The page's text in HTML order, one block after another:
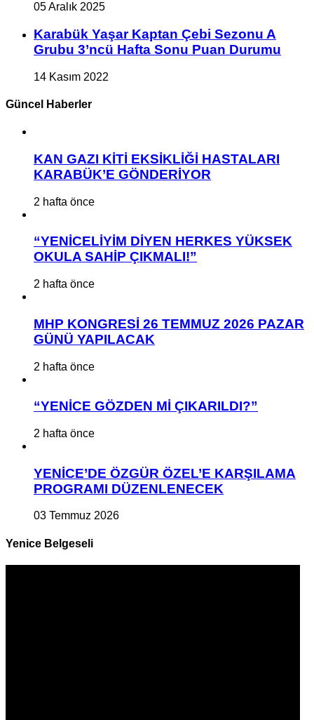
05 Aralık 2025
Karabük Yaşar Kaptan Çebi Sezonu A
Grubu 3’ncü Hafta Sonu Puan Durumu
14 Kasım 2022
Güncel Haberler
KAN GAZI KİTİ EKSİKLİĞİ HASTALARI
KARABÜK’E GÖNDERİYOR
2 hafta önce
“YENİCELİYİM DİYEN HERKES YÜKSEK
OKULA SAHİP ÇIKMALI!”
2 hafta önce
MHP KONGRESİ 26 TEMMUZ 2026 PAZAR
GÜNÜ YAPILACAK
2 hafta önce
“YENİCE GÖZDEN Mİ ÇIKARILDI?”
2 hafta önce
YENİCE’DE ÖZGÜR ÖZEL’E KARŞILAMA
PROGRAMI DÜZENLENECEK
03 Temmuz 2026
Yenice Belgeseli